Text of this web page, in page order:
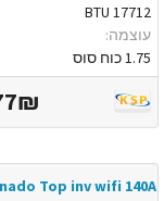
17712 BTU
עוצמה:
1.75 כוח סוס
Top inv wifi 140A